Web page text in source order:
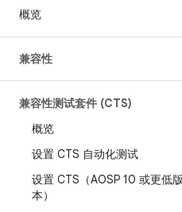
概览
兼容性
兼容性测试套件 (CTS)
概览
设置 CTS 自动化测试
设置 CTS（AOSP 10 或更低版
本）